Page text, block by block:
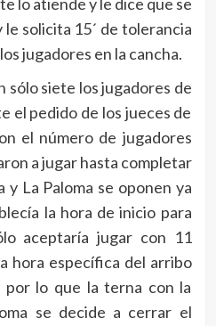
lo atiende y le dice que se
solicita 15´ de tolerancia
jugadores en la cancha.
sólo siete los jugadores de
el pedido de los jueces de
el número de jugadores
a jugar hasta completar
y La Paloma se oponen ya
la hora de inicio para
aceptaría jugar con 11
hora específica del arribo
por lo que la terna con la
se decide a cerrar el